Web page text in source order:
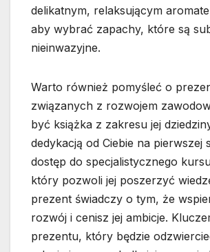
delikatnym, relaksującym
aby wybrać zapachy, które są
nieinwazyjne.
Warto również pomyśleć o
związanych z rozwojem
być książka z zakresu jej
dedykacją od Ciebie na pierwszej
dostęp do specjalistycznego
który pozwoli jej poszerzyć
prezent świadczy o tym, że
rozwój i cenisz jej ambicje.
prezentu, który będzie